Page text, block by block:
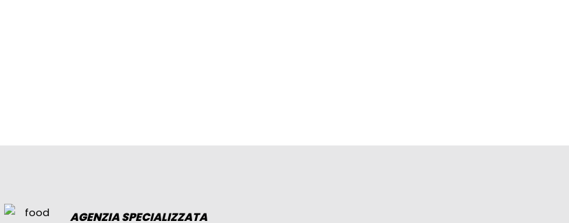
AGENZIA SPECIALIZZATA